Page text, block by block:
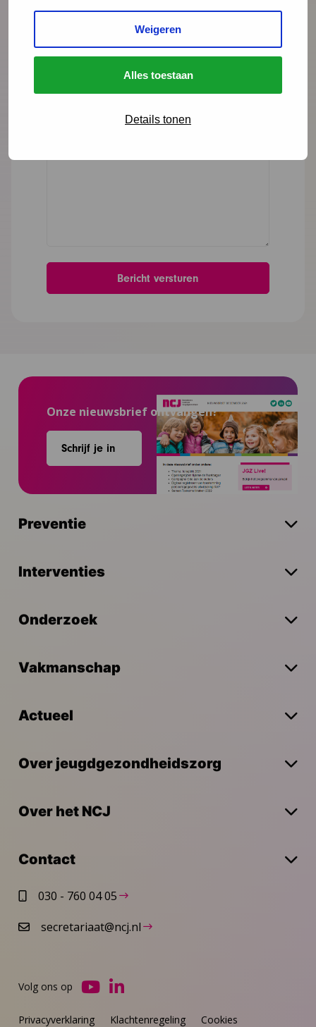
Weigeren
Alles toestaan
Details tonen
Onze nieuwsbrief ontvangen?
Schrijf je in
Preventie
Interventies
Onderzoek
Vakmanschap
Actueel
Over jeugdgezondheidszorg
Over het NCJ
Contact
030 - 760 04 05
secretariaat@ncj.nl
Privacyverklaring Klachtenregeling Cookies
Volg ons op
Ga
Ga